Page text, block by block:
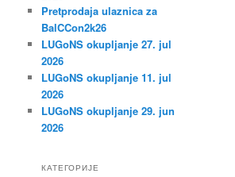
Pretprodaja ulaznica za
BalCCon2k26
LUGoNS okupljanje 27. jul
2026
LUGoNS okupljanje 11. jul
2026
LUGoNS okupljanje 29. jun
2026
КАТЕГОРИЈЕ